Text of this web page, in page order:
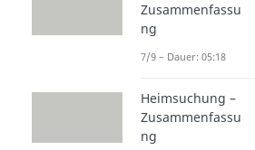
Zusammenfassu
ng
7/9 – Dauer: 05:18
Heimsuchung –
Zusammenfassu
ng